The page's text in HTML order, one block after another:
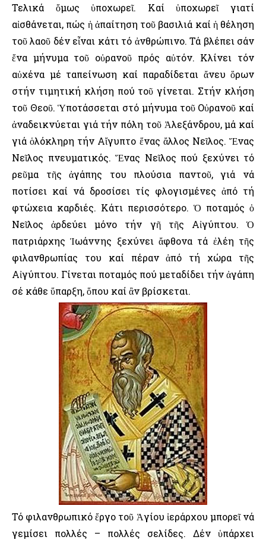
Τελικά ὅμως ὑποχωρεῖ. Καί ὑποχωρεῖ γιατί
αἰσθάνεται, πώς ἡ ἀπαίτηση τοῦ βασιλιά καί ἡ θέληση
τοῦ λαοῦ δέν εἶναι κάτι τό ἀνθρώπινο. Τά βλέπει σάν
ἕνα μήνυμα τοῦ οὐρανοῦ πρός αὐτόν. Κλίνει τόν
αὐχένα μέ ταπείνωση καί παραδίδεται ἄνευ ὅρων
στήν τιμητική κλήση πού τοῦ γίνεται. Στήν κλήση
τοῦ Θεοῦ. Ὑποτάσσεται στό μήνυμα τοῦ Οὐρανοῦ καί
ἀναδεικνύεται γιά τήν πόλη τοῦ Ἀλεξάνδρου, μά καί
γιά ὁλόκληρη τήν Αἴγυπτο ἕνας ἄλλος Νεῖλος. Ἕνας
Νεῖλος πνευματικός. Ἕνας Νεῖλος πού ξεχύνει τό
ρεῦμα τῆς ἀγάπης του πλούσια παντοῦ, γιά νά
ποτίσει καί νά δροσίσει τίς φλογισμένες ἀπό τή
φτώχεια καρδιές. Κάτι περισσότερο. Ὁ ποταμός ὁ
Νεῖλος ἀρδεύει μόνο τήν γῆ τῆς Αἰγύπτου. Ὁ
πατριάρχης Ἰωάννης ξεχύνει ἄφθονα τά ἐλέη τῆς
φιλανθρωπίας του καί πέραν ἀπό τή χώρα τῆς
Αἰγύπτου. Γίνεται ποταμός πού μεταδίδει τήν ἀγάπη
σέ κάθε ὕπαρξη, ὅπου καί ἂν βρίσκεται.
Τό φιλανθρωπικό ἔργο τοῦ Ἁγίου ἱεράρχου μπορεῖ νά
γεμίσει πολλές – πολλές σελίδες. Δέν ὑπάρχει